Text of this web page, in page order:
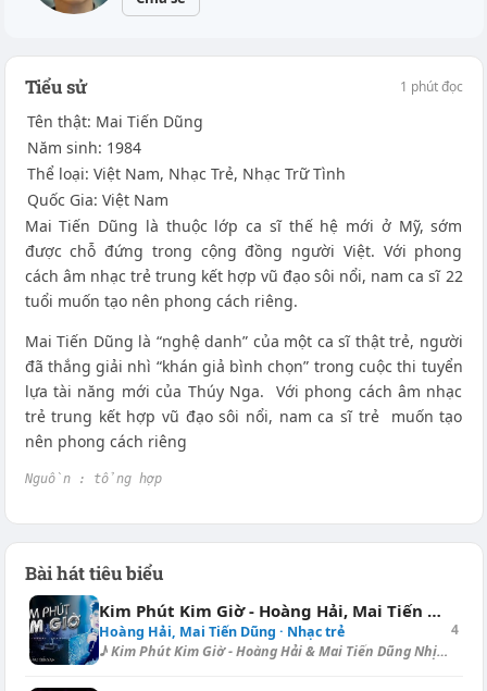
Tiểu sử 1 phút đọc
Tên thật: Mai Tiến Dũng
Năm sinh: 1984
Thể loại: Việt Nam, Nhạc Trẻ, Nhạc Trữ Tình
Quốc Gia: Việt Nam
Mai Tiến Dũng là thuộc lớp ca sĩ thế hệ mới ở Mỹ, sớm
được chỗ đứng trong cộng đồng người Việt. Với phong
cách âm nhạc trẻ trung kết hợp vũ đạo sôi nổi, nam ca sĩ 22
tuổi muốn tạo nên phong cách riêng.
Mai Tiến Dũng là “nghệ danh” của một ca sĩ thật trẻ, người
đã thắng giải nhì “khán giả bình chọn” trong cuộc thi tuyển
lựa tài năng mới của Thúy Nga. Với phong cách âm nhạc
trẻ trung kết hợp vũ đạo sôi nổi, nam ca sĩ trẻ muốn tạo
nên phong cách riêng
Nguồn : tổng hợp
Bài hát tiêu biểu
Kim Phút Kim Giờ - Hoàng Hải, Mai Tiến Dũng
Hoàng Hải, Mai Tiến Dũng · Nhạc trẻ
♪ Kim Phút Kim Giờ - Hoàng Hải & Mai Tiến Dũng Nhịp: 4/4, tempo: 94,...
4